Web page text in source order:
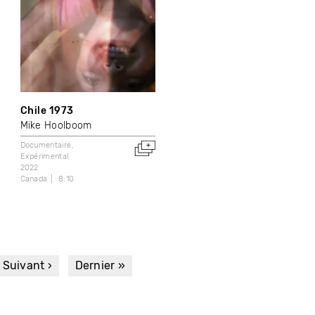
Chile 1973
Mike Hoolboom
Documentaire
Expérimental
2022
Canada
8:10
Page
Suivant ›
Dernière
Dernier »